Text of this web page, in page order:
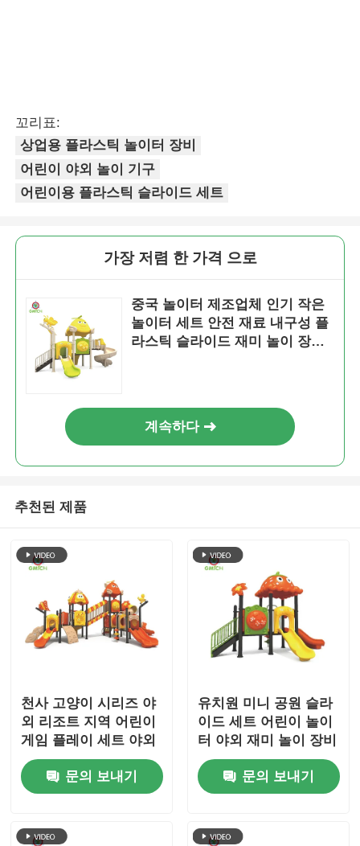
꼬리표:
상업용 플라스틱 놀이터 장비
어린이 야외 놀이 기구
어린이용 플라스틱 슬라이드 세트
가장 저렴 한 가격 으로
중국 놀이터 제조업체 인기 작은
놀이터 세트 안전 재료 내구성 플
라스틱 슬라이드 재미 놀이 장난
계속하다
추천된 제품
천사 고양이 시리즈 야
외 리조트 지역 어린이
게임 플레이 세트 야외
놀이터 어린이 놀이 장
난감 유원지 슬라이드
판매
문의 보내기
유치원 미니 공원 슬라
이드 세트 어린이 놀이
터 야외 재미 놀이 장비
안전 재료 놀이터 어린
이
문의 보내기